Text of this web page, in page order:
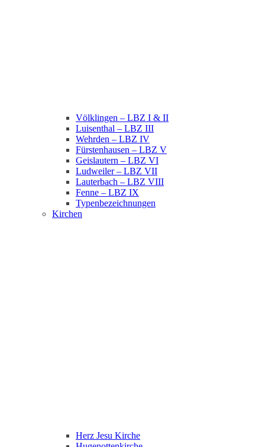
Völklingen – LBZ I & II
Luisenthal – LBZ III
Wehrden – LBZ IV
Fürstenhausen – LBZ V
Geislautern – LBZ VI
Ludweiler – LBZ VII
Lauterbach – LBZ VIII
Fenne – LBZ IX
Typenbezeichnungen
Kirchen
Herz Jesu Kirche